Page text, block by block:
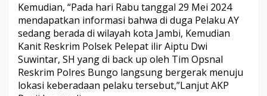
Kemudian, “Pada hari Rabu tanggal 29 Mei 2024
mendapatkan informasi bahwa di duga Pelaku AY
sedang berada di wilayah kota Jambi, Kemudian
Kanit Reskrim Polsek Pelepat ilir Aiptu Dwi
Suwintar, SH yang di back up oleh Tim Opsnal
Reskrim Polres Bungo langsung bergerak menuju
lokasi keberadaan pelaku tersebut,”Lanjut AKP